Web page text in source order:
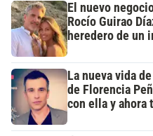
El nuevo
Rocío Guirao
heredero de un
La nueva vida
de Florencia
con ella y ahora